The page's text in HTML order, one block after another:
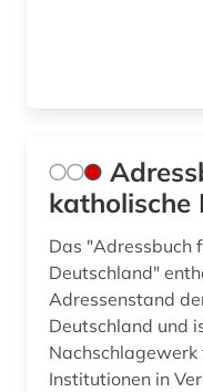
katholische
Das "Adressbuch
Deutschland"
Adressenstand
Deutschland und
Institutionen in